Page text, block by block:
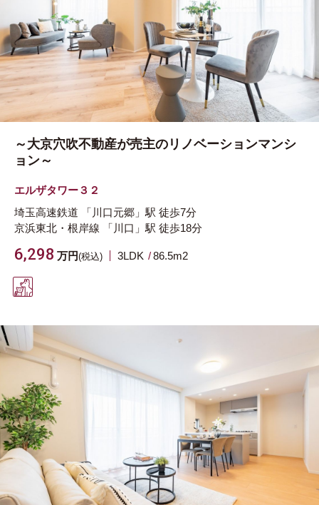
～大京穴吹不動産が売主のリノベーションマンシ
ョン～
エルザタワー３２
埼玉高速鉄道
「川口元郷」駅 徒歩7分
京浜東北・根岸線
「川口」駅 徒歩18分
6,298 万円(税込) 3LDK 86.5m2